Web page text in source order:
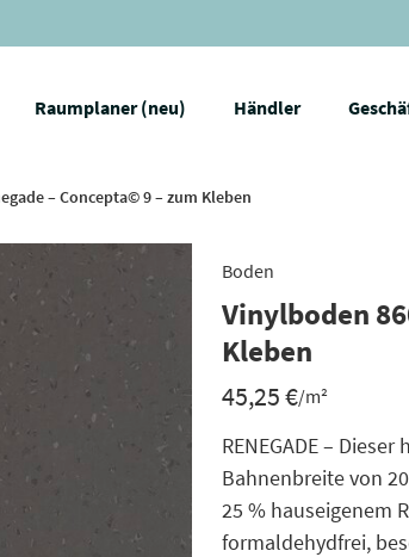
Raumplaner (neu) Händler
– Concepta© 9 – zum Kleben
Boden
Vinylboden
Kleben
45,25€/m²
RENEGADE –
Bahnenbreite von
25 % hauseigenem
formaldehydfrei,